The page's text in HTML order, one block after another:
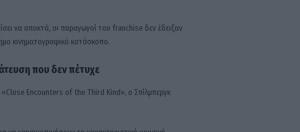
να αποκτά, οι παραγωγοί του franchise δεν έδειξαν
κινηματογραφικό κατάσκοπο.
που δεν πέτυχε
«Close Encounters of the Third Kind», ο Σπίλμπεργκ